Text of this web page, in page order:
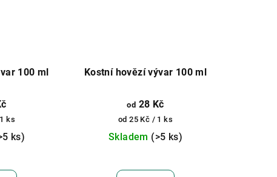
100 ml
ks
ks)
Kostní hovězí vývar 100 ml
od 28 Kč
Měrná
cena:
od 25 Kč / 1 ks
Skladem (>5 ks)
hodnocení